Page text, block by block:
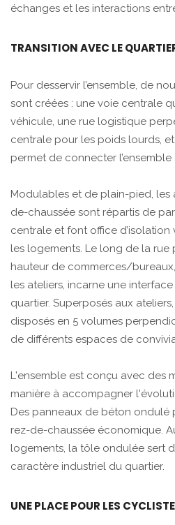
échanges et les interactions
TRANSITION AVEC LE
Pour desservir l’ensemble, de
sont créées : une voie centrale
véhicule, une rue logistique
centrale pour les poids lourds,
permet de connecter
Modulables et de plain-pied, les
de-chaussée sont répartis de
centrale et font office
les logements. Le long de la
hauteur de commerces/
les ateliers, incarne une
quartier. Superposés aux
disposés en 5 volumes
de différents espaces de
L'ensemble est conçu avec des
manière à accompagner
Des panneaux de béton ondulé
rez-de-chaussée économique.
logements, la tôle ondulée sert
caractère industriel du quartier.
UNE PLACE POUR LES